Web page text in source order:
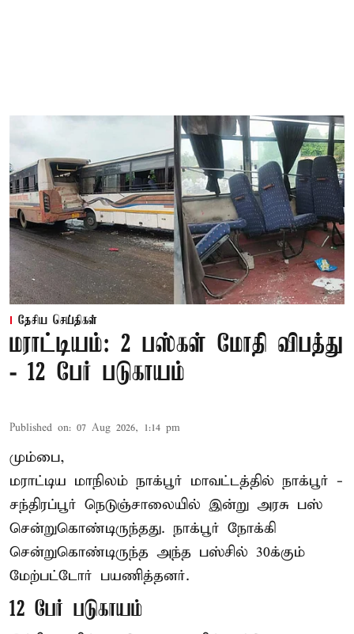
தேசிய செய்திகள்
மராட்டியம்: 2 பஸ்கள் மோதி விபத்து
- 12 பேர் படுகாயம்
Published on: 07 Aug 2026, 1:14 pm
மும்பை,
மராட்டிய மாநிலம் நாக்பூர் மாவட்டத்தில் நாக்பூர் -
சந்திரப்பூர் நெடுஞ்சாலையில் இன்று அரசு பஸ்
சென்றுகொண்டிருந்தது. நாக்பூர் நோக்கி
சென்றுகொண்டிருந்த அந்த பஸ்சில் 30க்கும்
மேற்பட்டோர் பயணித்தனர்.
12 பேர் படுகாயம்